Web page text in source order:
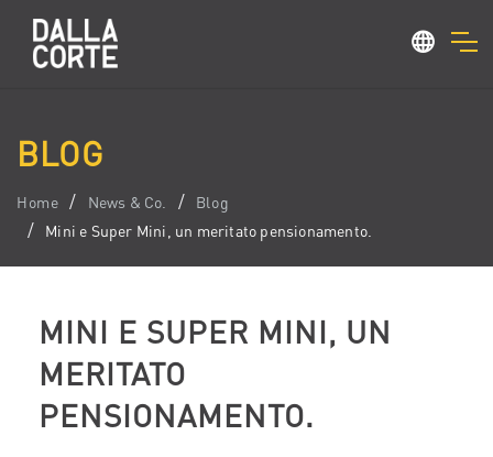
BLOG
Home News & Co.
Blog
Mini e Super Mini, un meritato pensionamento.
MINI E SUPER MINI, UN
MERITATO
PENSIONAMENTO.